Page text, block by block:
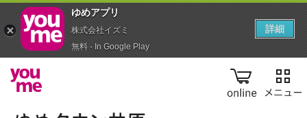
online
ゆめアプ‪リ‬
株式会社イズミ
無料 - In Google Play
詳細